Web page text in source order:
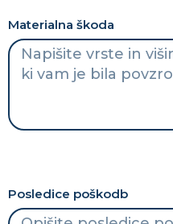
Materialna škoda
Posledice poškodb